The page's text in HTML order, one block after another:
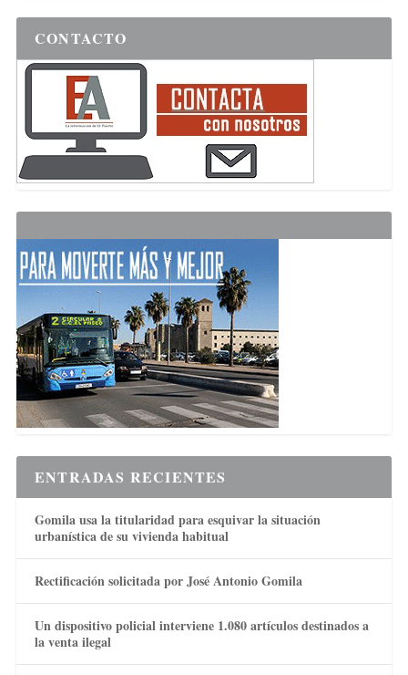
CONTACTO
ENTRADAS RECIENTES
Gomila usa la titularidad para esquivar la situación
urbanística de su vivienda habitual
Rectificación solicitada por José Antonio Gomila
Un dispositivo policial interviene 1.080 artículos destinados a
la venta ilegal